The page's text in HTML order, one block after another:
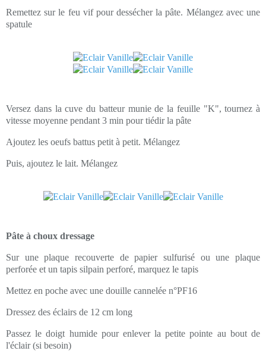
Remettez sur le feu vif pour dessécher la pâte. Mélangez avec une
spatule
Versez dans la cuve du batteur munie de la feuille "K", tournez à
vitesse moyenne pendant 3 min pour tiédir la pâte
Ajoutez les oeufs battus petit à petit. Mélangez
Puis, ajoutez le lait. Mélangez
Pâte à choux dressage
Sur une plaque recouverte de papier sulfurisé ou une plaque
perforée et un tapis silpain perforé, marquez le tapis
Mettez en poche avec une douille cannelée n°PF16
Dressez des éclairs de 12 cm long
Passez le doigt humide pour enlever la petite pointe au bout de
l'éclair (si besoin)